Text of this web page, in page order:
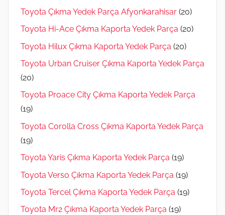
Toyota Çıkma Yedek Parça Afyonkarahisar (20)
Toyota Hi-Ace Çıkma Kaporta Yedek Parça (20)
Toyota Hilux Çıkma Kaporta Yedek Parça (20)
Toyota Urban Cruiser Çıkma Kaporta Yedek Parça
(20)
Toyota Proace City Çıkma Kaporta Yedek Parça
(19)
Toyota Corolla Cross Çıkma Kaporta Yedek Parça
(19)
Toyota Yaris Çıkma Kaporta Yedek Parça (19)
Toyota Verso Çıkma Kaporta Yedek Parça (19)
Toyota Tercel Çıkma Kaporta Yedek Parça (19)
Toyota Mr2 Çıkma Kaporta Yedek Parça (19)